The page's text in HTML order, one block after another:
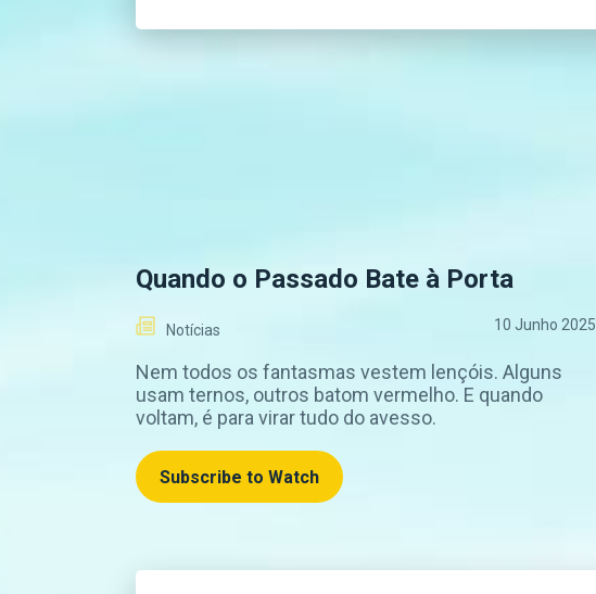
Quando o Passado Bate à Porta
Notícias 10 Junho 2025
Nem todos os fantasmas vestem lençóis. Alguns
usam ternos, outros batom vermelho. E quando
voltam, é para virar tudo do avesso.
Subscribe to Watch